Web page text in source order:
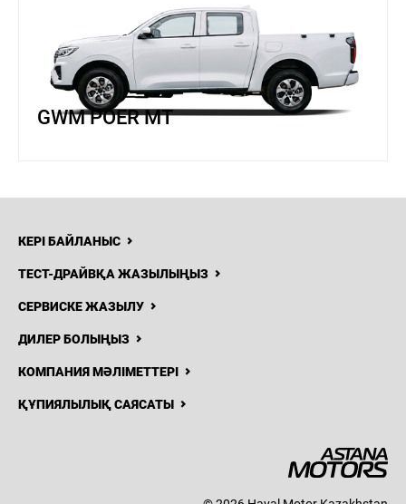
GWM POER MT
КЕРІ БАЙЛАНЫС
ТЕСТ-ДРАЙВҚА ЖАЗЫЛЫҢЫЗ
СЕРВИСКЕ ЖАЗЫЛУ
ДИЛЕР БОЛЫҢЫЗ
КОМПАНИЯ МӘЛІМЕТТЕРІ
ҚҰПИЯЛЫЛЫҚ САЯСАТЫ